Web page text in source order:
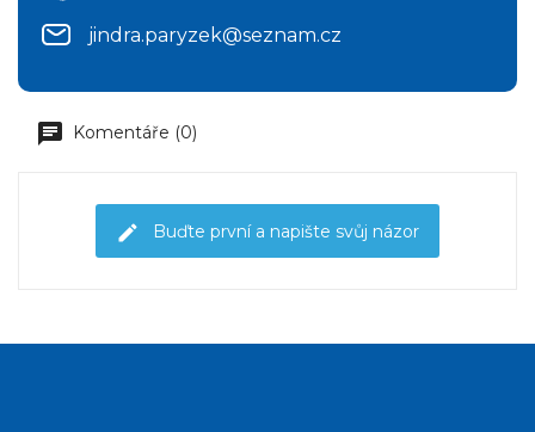
jindra.paryzek@seznam.cz
Komentáře (0)
Buďte první a napište svůj názor